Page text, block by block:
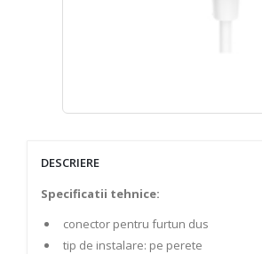
DESCRIERE
Specificatii tehnice:
conector pentru furtun dus
tip de instalare: pe perete